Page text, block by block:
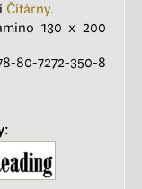
Čítárny.
130 x 200
80-7272-350-8